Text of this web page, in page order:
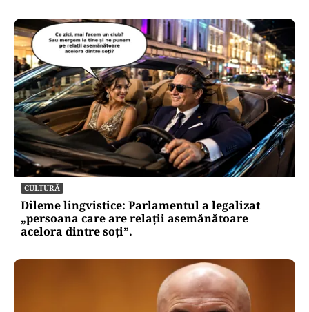
CULTURĂ
Dileme lingvistice: Parlamentul a legalizat
„persoana care are relații asemănătoare
acelora dintre soți”.